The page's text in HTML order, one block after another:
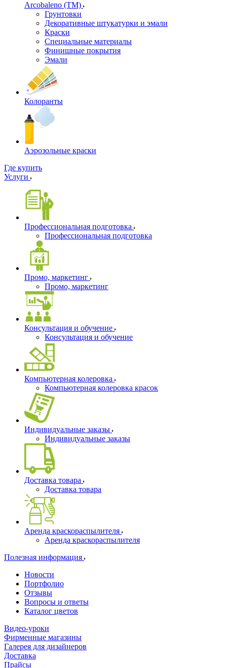
Arcobaleno (ТМ)
Грунтовки
Декоративные штукатурки и эмали
Краски
Специальные материалы
Финишные покрытия
Эмали
Колоранты
Аэрозольные краски
Где купить
Услуги
Профессиональная подготовка
Профессиональная подготовка
Промо, маркетинг
Промо, маркетинг
Консультация и обучение
Консультация и обучение
Компьютерная колеровка
Компьютерная колеровка красок
Индивидуальные заказы
Индивидуальные заказы
Доставка товара
Доставка товара
Аренда краскораспылителя
Аренда краскораспылителя
Полезная информация
Новости
Портфолио
Отзывы
Вопросы и ответы
Каталог цветов
Видео-уроки
Фирменные магазины
Галерея для дизайнеров
Доставка
Прайсы